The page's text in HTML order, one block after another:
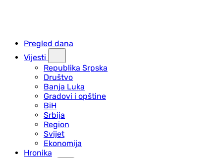
Pregled dana
Vijesti
Republika Srpska
Društvo
Banja Luka
Gradovi i opštine
BiH
Srbija
Region
Svijet
Ekonomija
Hronika